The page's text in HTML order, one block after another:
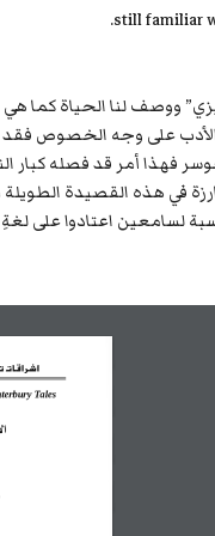
still familiar
على وجه الخصوص فقد اُطلِقَ
فهذا أمر قد فصله كبار
في هذه القصيدة
لسامعين اعتادوا على
اشـراقـات
Tales